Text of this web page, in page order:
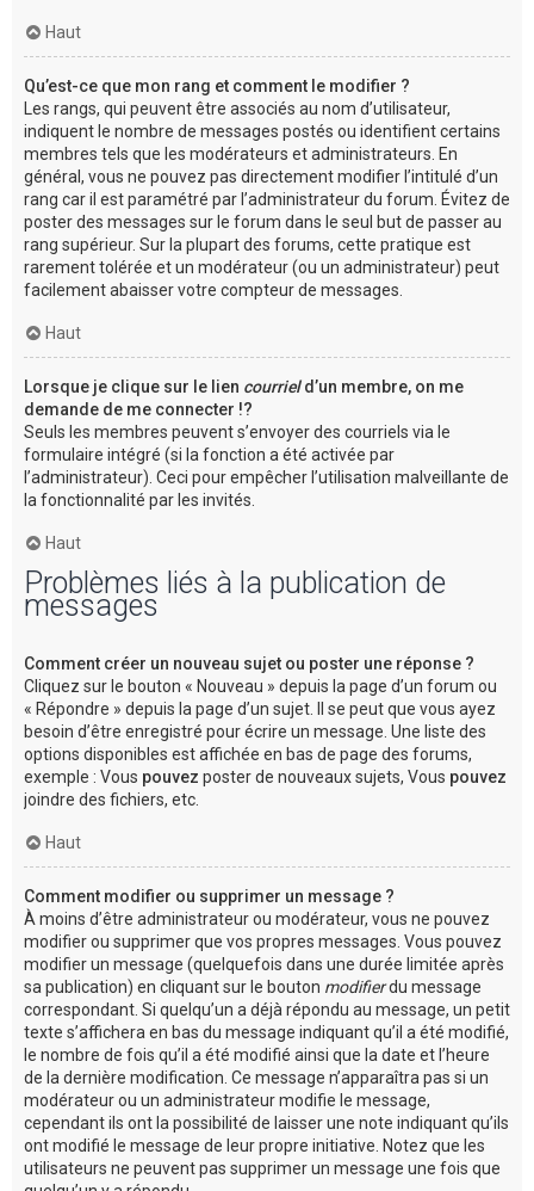
Haut
Qu’est-ce que mon rang et comment le modifier ?
Les rangs, qui peuvent être associés au nom d’utilisateur,
indiquent le nombre de messages postés ou identifient certains
membres tels que les modérateurs et administrateurs. En
général, vous ne pouvez pas directement modifier l’intitulé d’un
rang car il est paramétré par l’administrateur du forum. Évitez de
poster des messages sur le forum dans le seul but de passer au
rang supérieur. Sur la plupart des forums, cette pratique est
rarement tolérée et un modérateur (ou un administrateur) peut
facilement abaisser votre compteur de messages.
Haut
Lorsque je clique sur le lien courrield’un membre, on me
demande de me connecter !?
Seuls les membres peuvent s’envoyer des courriels via le
formulaire intégré (si la fonction a été activée par
l’administrateur). Ceci pour empêcher l’utilisation malveillante de
la fonctionnalité par les invités.
Haut
Problèmes liés à la publication de
messages
Comment créer un nouveau sujet ou poster une réponse ?
Cliquez sur le bouton « Nouveau » depuis la page d’un forum ou
« Répondre » depuis la page d’un sujet. Il se peut que vous ayez
besoin d’être enregistré pour écrire un message. Une liste des
options disponibles est affichée en bas de page des forums,
exemple : Vous pouvez poster de nouveaux sujets, Vous pouvez
joindre des fichiers, etc.
Haut
Comment modifier ou supprimer un message ?
À moins d’être administrateur ou modérateur, vous ne pouvez
modifier ou supprimer que vos propres messages. Vous pouvez
modifier un message (quelquefois dans une durée limitée après
sa publication) en cliquant sur le bouton modifierdu message
correspondant. Si quelqu’un a déjà répondu au message, un petit
texte s’affichera en bas du message indiquant qu’il a été modifié,
le nombre de fois qu’il a été modifié ainsi que la date et l’heure
de la dernière modification. Ce message n’apparaîtra pas si un
modérateur ou un administrateur modifie le message,
cependant ils ont la possibilité de laisser une note indiquant qu’ils
ont modifié le message de leur propre initiative. Notez que les
utilisateurs ne peuvent pas supprimer un message une fois que